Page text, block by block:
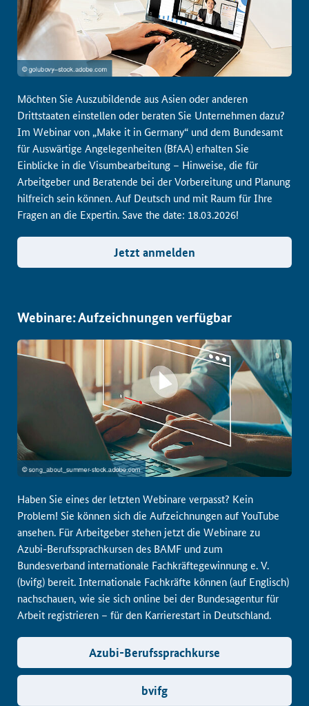
Möchten Sie Auszubildende aus Asien oder anderen
Drittstaaten einstellen oder beraten Sie Unternehmen dazu?
Im Webinar von „Make it in Germany“ und dem Bundesamt
für Auswärtige Angelegenheiten (BfAA) erhalten Sie
Einblicke in die Visumbearbeitung – Hinweise, die für
Arbeitgeber und Beratende bei der Vorbereitung und Planung
hilfreich sein können. Auf Deutsch und mit Raum für Ihre
Fragen an die Expertin. Save the date: 18.03.2026!
Jetzt anmelden
Webinare: Aufzeichnungen verfügbar
Haben Sie eines der letzten Webinare verpasst? Kein
Problem! Sie können sich die Aufzeichnungen auf YouTube
ansehen. Für Arbeitgeber stehen jetzt die Webinare zu
Azubi-Berufssprachkursen des BAMF und zum
Bundesverband internationale Fachkräftegewinnung e. V.
(bvifg) bereit. Internationale Fachkräfte können (auf Englisch)
nachschauen, wie sie sich online bei der Bundesagentur für
Arbeit registrieren – für den Karrierestart in Deutschland.
Azubi-Berufssprachkurse
bvifg